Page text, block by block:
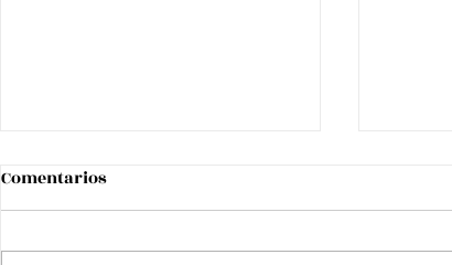
Comentarios